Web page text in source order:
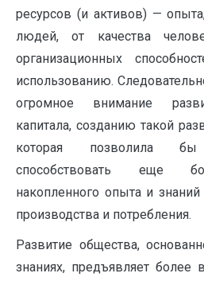
ресурсов (и активов) —
людей, от качества
организационных
использованию.
огромное внимание
капитала, созданию такой
которая позволила
способствовать еще
накопленного опыта и знаний
производства и потребления.
Развитие общества,
знаниях, предъявляет более